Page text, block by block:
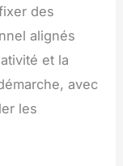
des
alignés
et la
avec
les